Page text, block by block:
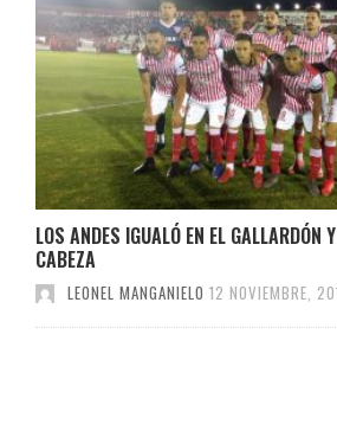
LOS ANDES IGUALÓ EN EL GALLARDÓN
CABEZA
LEONEL MANGANIELO 12 NOVIEMBRE,